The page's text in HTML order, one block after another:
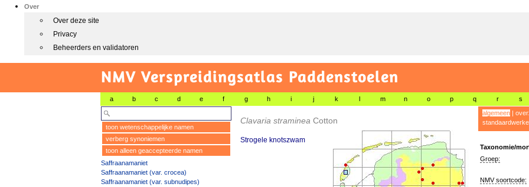
Over
Over deze site
Privacy
Beheerders en validatoren
NMV Verspreidingsatlas Paddenstoelen
a b c d e f g h i j k l m n o p q r s
toon wetenschappelijke namen
verberg synoniemen
toon alleen geaccepteerde namen
Saffraanamaniet
Saffraanamaniet (var. crocea)
Saffraanamaniet (var. subnudipes)
Clavaria straminea Cotton
Strogele knotszwam
algemeen|
Taxonomie/
Groep:
NMV soortcode: